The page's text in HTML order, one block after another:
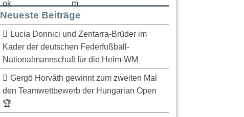
Neueste Beiträge
Lucia Donnici und Zentarra-Brüder im
Kader der deutschen Federfußball-
Nationalmannschaft für die Heim-WM
Gergö Horváth gewinnt zum zweiten Mal
den Teamwettbewerb der Hungarian Open
🏆